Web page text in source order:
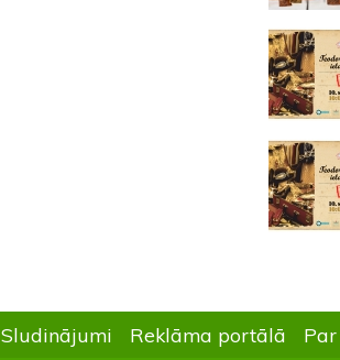
Sludinājumi Reklāma portālā